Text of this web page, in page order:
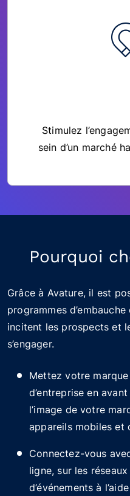
Stimulez
sein d’un marché
Pourquoi
Grâce à Avature, il est
programmes
incitent les prospects et
s’engager.
Mettez votre
d’entreprise en
l’image de votre
appareils mobiles et
Connectez-vous
ligne, sur les
d’événements à